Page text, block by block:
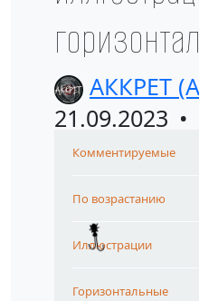
АККРЕТ
21.09.2023
Комментируемые
По возрастанию
Иллюстрации
Горизонтальные